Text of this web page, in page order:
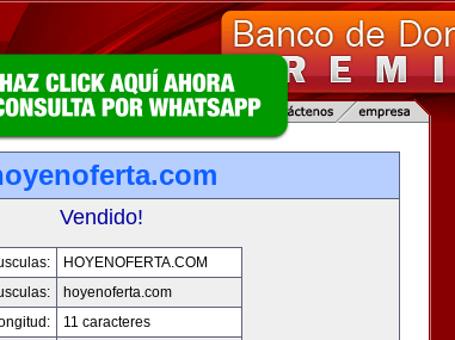
Vendido!
HOYENOFERTA.COM
hoyenoferta.com
11 caracteres